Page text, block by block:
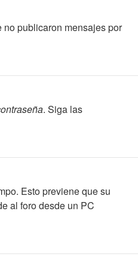
publicaron mensajes por
. Siga las
Esto previene que su
al foro desde un PC